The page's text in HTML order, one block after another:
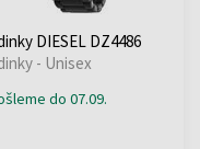
DIESEL DZ4486
- Unisex
do 07.09.